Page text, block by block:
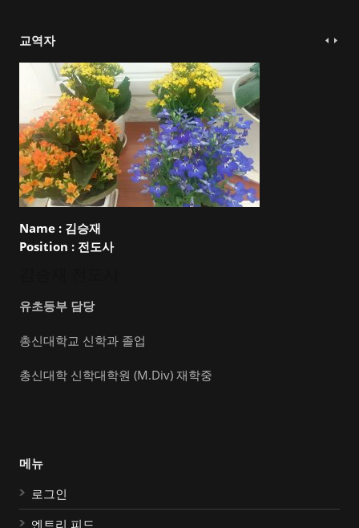
교역자
Name : 김승재
Position : 전도사
유초등부 담당
총신대학교 신학과 졸업
총신대학 신학대학원 (M.Div) 재학중
메뉴
로그인
엔트리 피드